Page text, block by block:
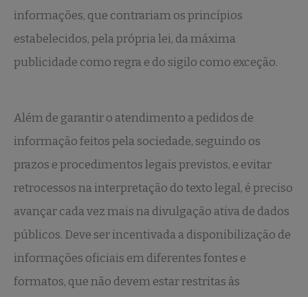
informações, que contrariam os princípios
estabelecidos, pela própria lei, da máxima
publicidade como regra e do sigilo como exceção.
Além de garantir o atendimento a pedidos de
informação feitos pela sociedade, seguindo os
prazos e procedimentos legais previstos, e evitar
retrocessos na interpretação do texto legal, é preciso
avançar cada vez mais na divulgação ativa de dados
públicos. Deve ser incentivada a disponibilização de
informações oficiais em diferentes fontes e
formatos, que não devem estar restritas às